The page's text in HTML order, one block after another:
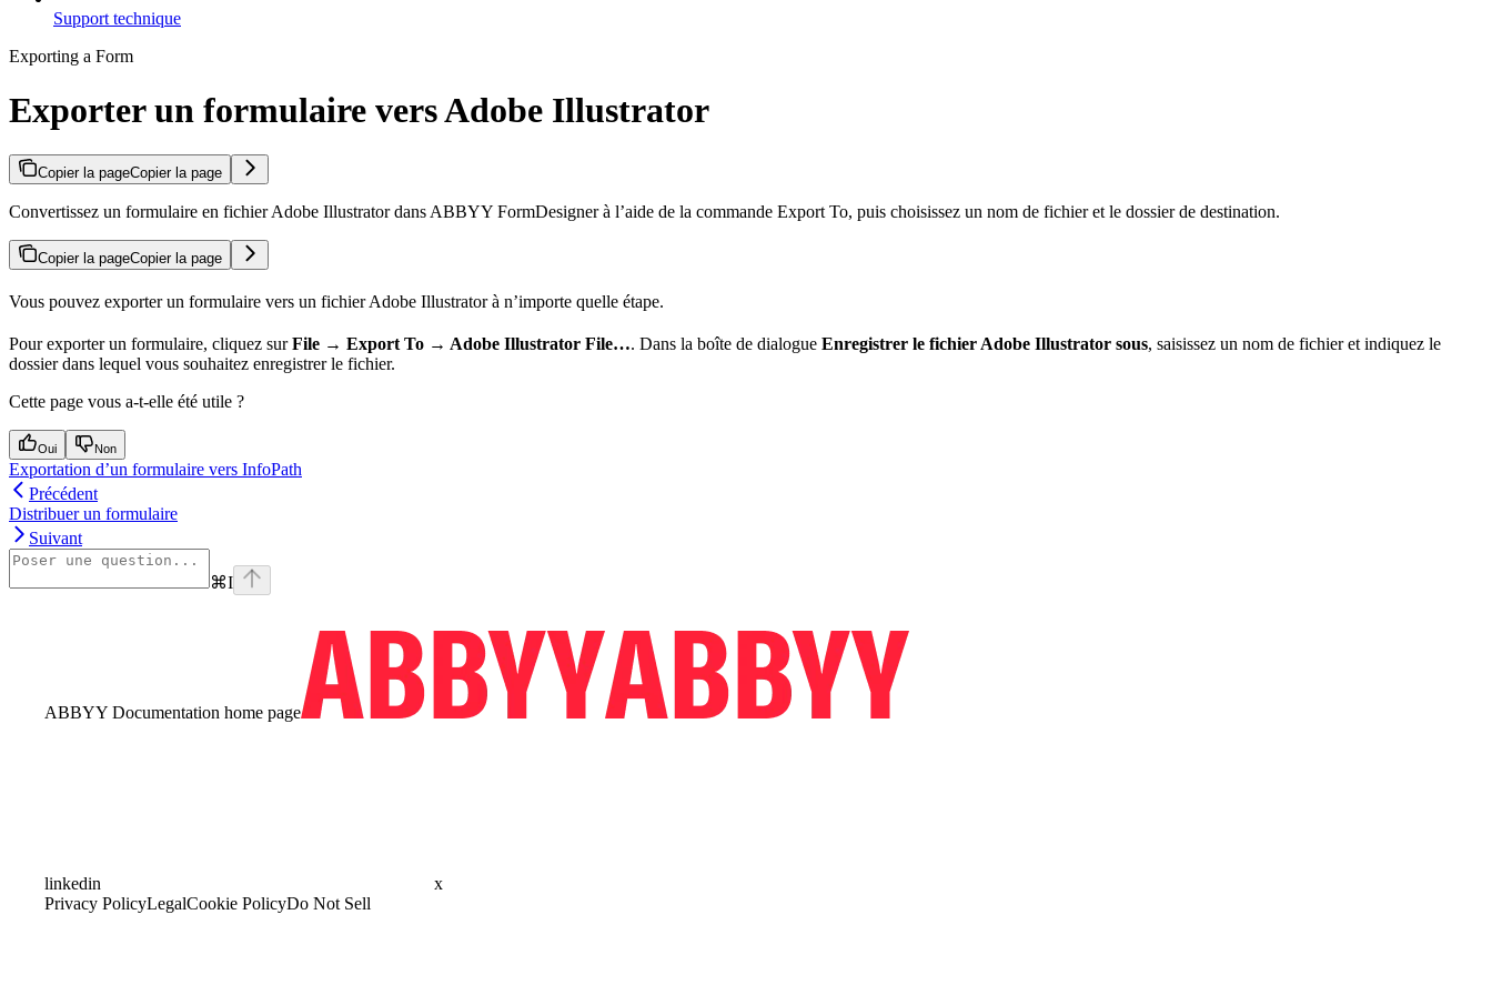
Support technique
Exporting a Form
Exporter un formulaire vers Adobe Illustrator
Copier la pageCopier la page
Convertissez un formulaire en fichier Adobe Illustrator dans ABBYY FormDesigner à l’aide de la commande Export To, puis choisissez un nom de fichier et le dossier de destination.
Copier la pageCopier la page
Vous pouvez exporter un formulaire vers un fichier Adobe Illustrator à n’importe quelle étape.
Pour exporter un formulaire, cliquez surFile → Export To → Adobe Illustrator File…. Dans la boîte de dialogue Enregistrer le fichier Adobe Illustrator sous, saisissez un nom de fichier et indiquez le
dossier dans lequel vous souhaitez enregistrer le fichier.
Cette page vous a-t-elle été utile ?
Oui Non
Exportation d’un formulaire vers InfoPath
Précédent
Distribuer un formulaire
Suivant
⌘I
ABBYY Documentation home page
linkedin
x
Privacy PolicyLegalCookie PolicyDo Not Sell